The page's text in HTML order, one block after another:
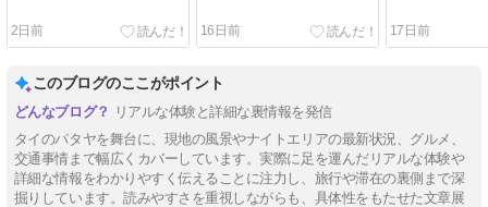
2日前 16日前 17日前
このブログのここがポイント
リアルな体験と詳細な裏情報を発信
タイのパタヤを舞台に、現地の風景やナイトエリアの最新状況、グルメ、
交通事情まで幅広くカバーしています。実際に足を運んだリアルな体験や
詳細な情報をわかりやすく伝えることに注力し、旅行や滞在の裏側まで深
掘りしています。読みやすさを重視しながらも、具体性をもたせた文章展